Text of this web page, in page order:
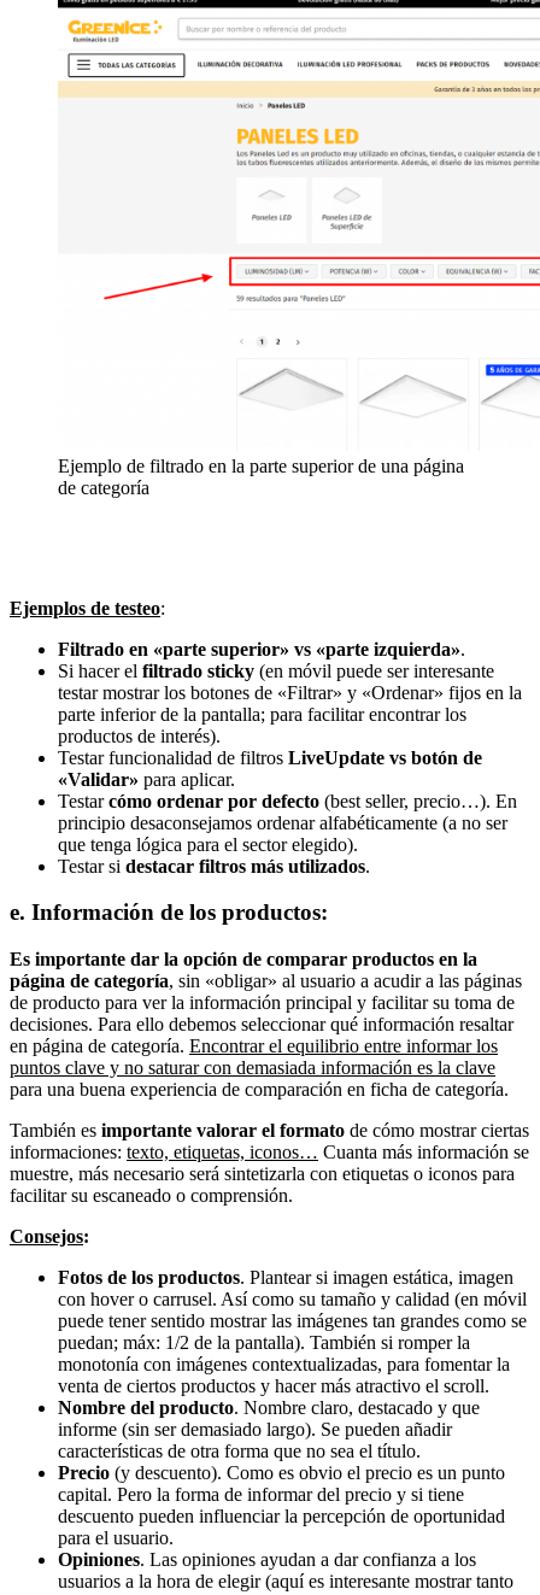
Ejemplo de filtrado en la parte superior de una página
de categoría
Ejemplos de testeo:
Filtrado en «parte superior» vs «parte izquierda».
Si hacer el filtrado sticky (en móvil puede ser interesante
testar mostrar los botones de «Filtrar» y «Ordenar» fijos en la
parte inferior de la pantalla; para facilitar encontrar los
productos de interés).
Testar funcionalidad de filtros LiveUpdate vs botón de
«Validar» para aplicar.
Testarcómo ordenar por defecto (best seller, precio…). En
principio desaconsejamos ordenar alfabéticamente (a no ser
que tenga lógica para el sector elegido).
Testar si destacar filtros más utilizados.
e. Información de los productos:
Es importante dar la opción de comparar productos en la
página de categoría, sin «obligar» al usuario a acudir a las páginas
de producto para ver la información principal y facilitar su toma de
decisiones. Para ello debemos seleccionar qué información resaltar
en página de categoría. Encontrar el equilibrio entre informar los
puntos clave y no saturar con demasiada información es la clave
para una buena experiencia de comparación en ficha de categoría.
También es importante valorar el formato de cómo mostrar ciertas
informaciones: texto, etiquetas, iconos… Cuanta más información se
muestre, más necesario será sintetizarla con etiquetas o iconos para
facilitar su escaneado o comprensión.
Consejos:
Fotos de los productos. Plantear si imagen estática, imagen
con hover o carrusel. Así como su tamaño y calidad (en móvil
puede tener sentido mostrar las imágenes tan grandes como se
puedan; máx: 1/2 de la pantalla). También si romper la
monotonía con imágenes contextualizadas, para fomentar la
venta de ciertos productos y hacer más atractivo el scroll.
Nombre del producto. Nombre claro, destacado y que
informe (sin ser demasiado largo). Se pueden añadir
características de otra forma que no sea el título.
Precio (y descuento). Como es obvio el precio es un punto
capital. Pero la forma de informar del precio y si tiene
descuento pueden influenciar la percepción de oportunidad
para el usuario.
Opiniones. Las opiniones ayudan a dar confianza a los
usuarios a la hora de elegir (aquí es interesante mostrar tanto